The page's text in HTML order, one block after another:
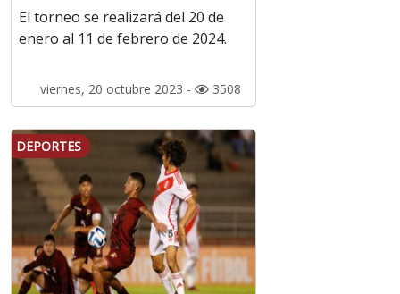
El torneo se realizará del 20 de
enero al 11 de febrero de 2024.
viernes, 20 octubre 2023 - 3508
DEPORTES